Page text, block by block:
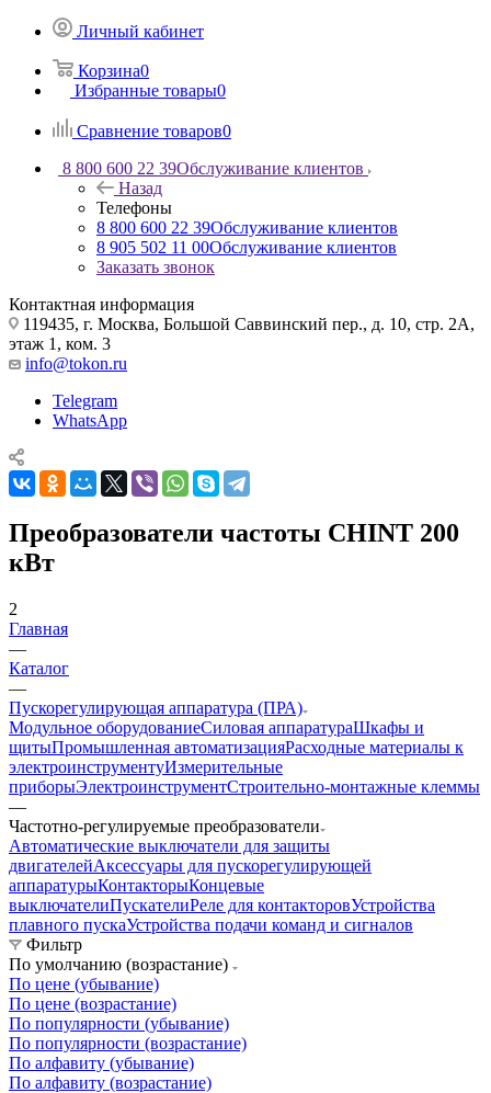
Личный кабинет
Корзина0
Избранные товары0
Сравнение товаров0
8 800 600 22 39Обслуживание клиентов
Назад
Телефоны
8 800 600 22 39Обслуживание клиентов
8 905 502 11 00Обслуживание клиентов
Заказать звонок
Контактная информация
119435, г. Москва, Большой Саввинский пер., д. 10, стр. 2А,
этаж 1, ком. 3
info@tokon.ru
Telegram
WhatsApp
Преобразователи частоты CHINT 200
кВт
2
Главная
—
Каталог
—
Пускорегулирующая аппаратура (ПРА)
Модульное оборудованиеСиловая аппаратураШкафы и
щитыПромышленная автоматизацияРасходные материалы к
электроинструментуИзмерительные
приборыЭлектроинструментСтроительно-монтажные клеммы
—
Частотно-регулируемые преобразователи
Автоматические выключатели для защиты
двигателейАксессуары для пускорегулирующей
аппаратурыКонтакторыКонцевые
выключателиПускателиРеле для контакторовУстройства
плавного пускаУстройства подачи команд и сигналов
Фильтр
По умолчанию (возрастание)
По цене (убывание)
По цене (возрастание)
По популярности (убывание)
По популярности (возрастание)
По алфавиту (убывание)
По алфавиту (возрастание)